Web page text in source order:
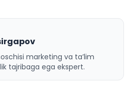
marketing va ta’lim
tajribaga ega ekspert.